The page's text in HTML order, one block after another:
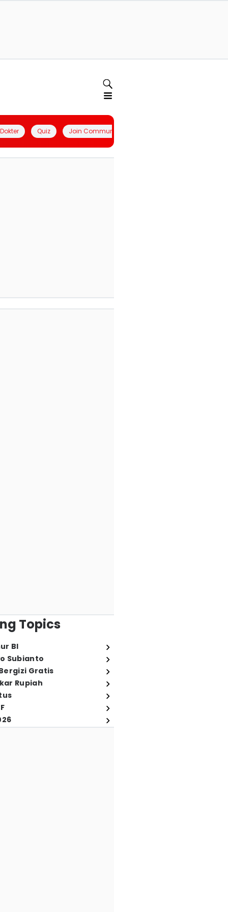
Quiz Join Community
Topics
BI
Subianto
Gratis
Rupiah